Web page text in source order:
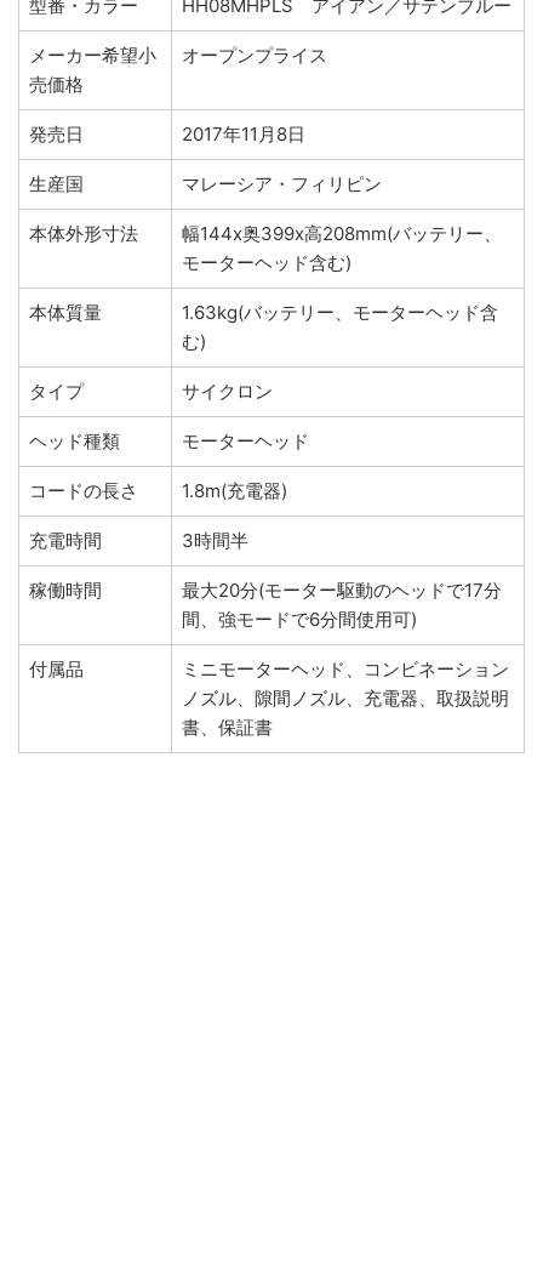
型番・カラー HH08MHPLS アイアン／サテンブルー
メーカー希望小
売価格
オープンプライス
発売日 2017年11月8日
生産国 マレーシア・フィリピン
本体外形寸法
幅144x奥399x高208mm(バッテリー、
モーターヘッド含む)
本体質量
1.63kg(バッテリー、モーターヘッド含
む)
タイプ サイクロン
ヘッド種類 モーターヘッド
コードの長さ 1.8m(充電器)
充電時間 3時間半
稼働時間
最大20分(モーター駆動のヘッドで17分
間、強モードで6分間使用可)
付属品
ミニモーターヘッド、コンビネーション
ノズル、隙間ノズル、充電器、取扱説明
書、保証書